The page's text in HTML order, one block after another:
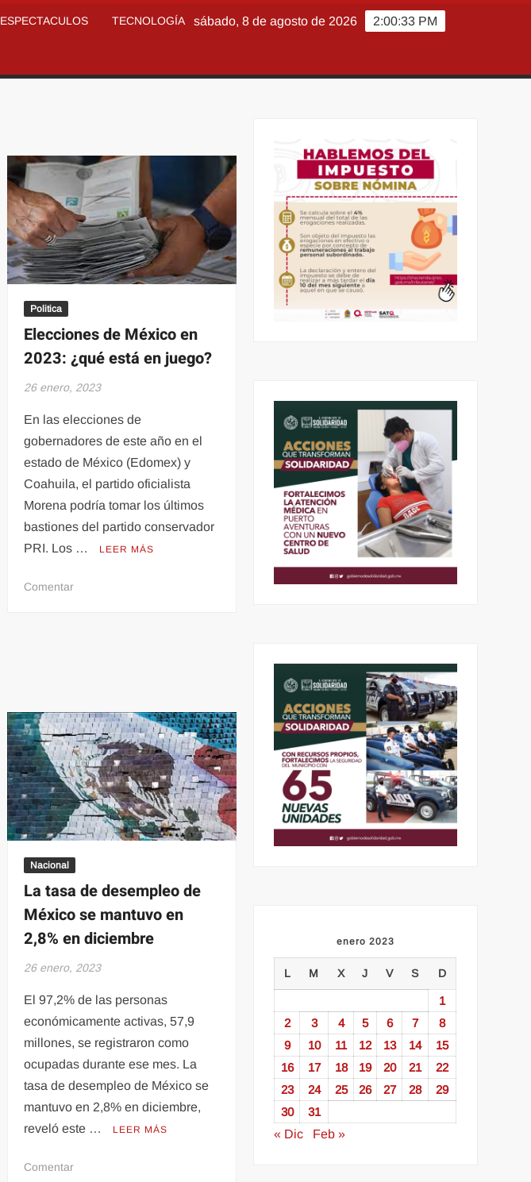
ESPECTACULOS TECNOLOGÍA 2:00:34 PM
sábado, 8 de agosto de 2026
Politica
Elecciones de México en
2023: ¿qué está en juego?
26 enero, 2023
En las elecciones de
gobernadores de este año en el
estado de México (Edomex) y
Coahuila, el partido oficialista
Morena podría tomar los últimos
bastiones del partido conservador
PRI. Los …
LEER MÁS
Comentaren
está
en
juego?
Nacional
La tasa de desempleo de
México se mantuvo en
2,8% en diciembre
26 enero, 2023
El 97,2% de las personas
económicamente activas, 57,9
millones, se registraron como
ocupadas durante ese mes. La
tasa de desempleo de México se
mantuvo en 2,8% en diciembre,
reveló este …
LEER MÁS
Comentaren
enero 2023
L M X J V S D
1
2
3 4 5 6 7
8
9
10 11 12 13 14
15
16
17 18 19 20 21
22
23
24 25 26 27 28
29
30
31
« Dic
Feb »